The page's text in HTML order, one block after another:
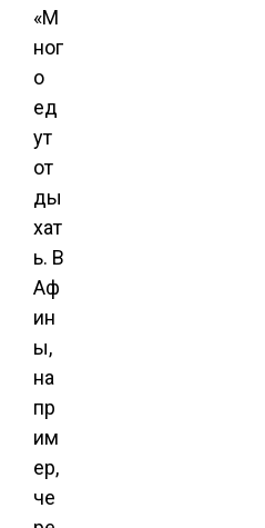
«М
ног
о
ед
ут
от
ды
хат
ь. В
Аф
ин
ы,
на
пр
им
ер,
че